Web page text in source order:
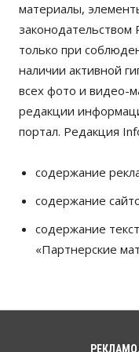
материалы,
законодательством
только при
наличии активной
всех фото и видео-
редакции
портал. Редакция
содержание
содержание
содержание
«Партнерские